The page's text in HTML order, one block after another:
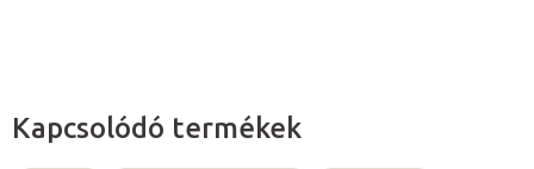
Kapcsolódó termékek